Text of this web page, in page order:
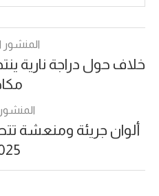
المنشور
خلاف حول دراجة نارية
المنشور
ألوان جريئة ومنعشة